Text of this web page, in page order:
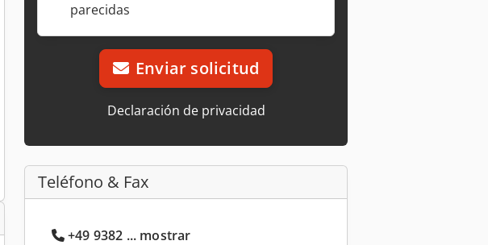
parecidas
Enviar solicitud
Declaración de privacidad
Teléfono & Fax
+49 9382 ... mostrar